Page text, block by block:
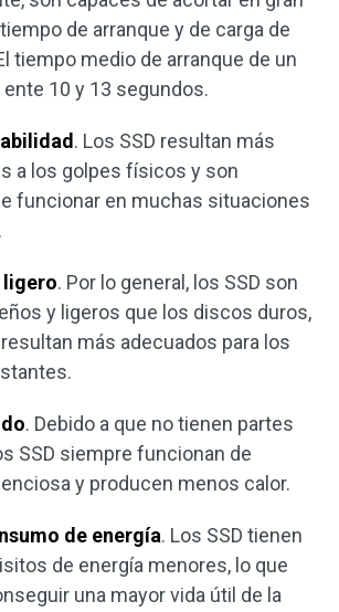
de arranque y de carga de
tiempo medio de arranque de un
ente 10 y 13 segundos.
. Los SSD resultan más
a los golpes físicos y son
funcionar en muchas situaciones
ligero. Por lo general, los SSD son
y ligeros que los discos duros,
más adecuados para los
. Debido a que no tienen partes
SSD siempre funcionan de
y producen menos calor.
de energía. Los SSD tienen
de energía menores, lo que
una mayor vida útil de la